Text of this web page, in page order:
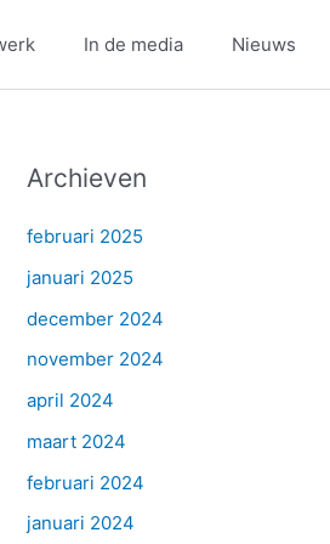
In de media Nieuws
Archieven
februari 2025
januari 2025
december 2024
november 2024
april 2024
maart 2024
februari 2024
januari 2024